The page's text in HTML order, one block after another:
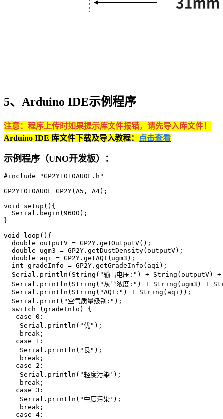
5、Arduino IDE示例程序
注意：程序上传时如果提示库文件报错，请先导入库文件！
Arduino IDE 库文件下载及导入教程： 点击查看
示例程序（UNO开发板）：
#include "GP2Y1010AU0F.h"
GP2Y1010AU0F GP2Y(A5, A4);
void setup(){
  Serial.begin(9600);
}
void loop(){
  double outputV = GP2Y.getOutputV();
  double ugm3 = GP2Y.getDustDensity(outputV);
  double aqi = GP2Y.getAQI(ugm3);
  int gradeInfo = GP2Y.getGradeInfo(aqi);
Serial.println(String("输出电压:") + String(outputV)
Serial.println(String("灰尘浓度:") + String(ugm3) +
  Serial.println(String("AQI:") + String(aqi));
  Serial.print("空气质量级别:");
  switch (gradeInfo) {
   case 0:
    Serial.println("优");
    break;
   case 1:
    Serial.println("良");
    break;
   case 2:
    Serial.println("轻度污染");
    break;
   case 3:
    Serial.println("中度污染");
    break;
   case 4: